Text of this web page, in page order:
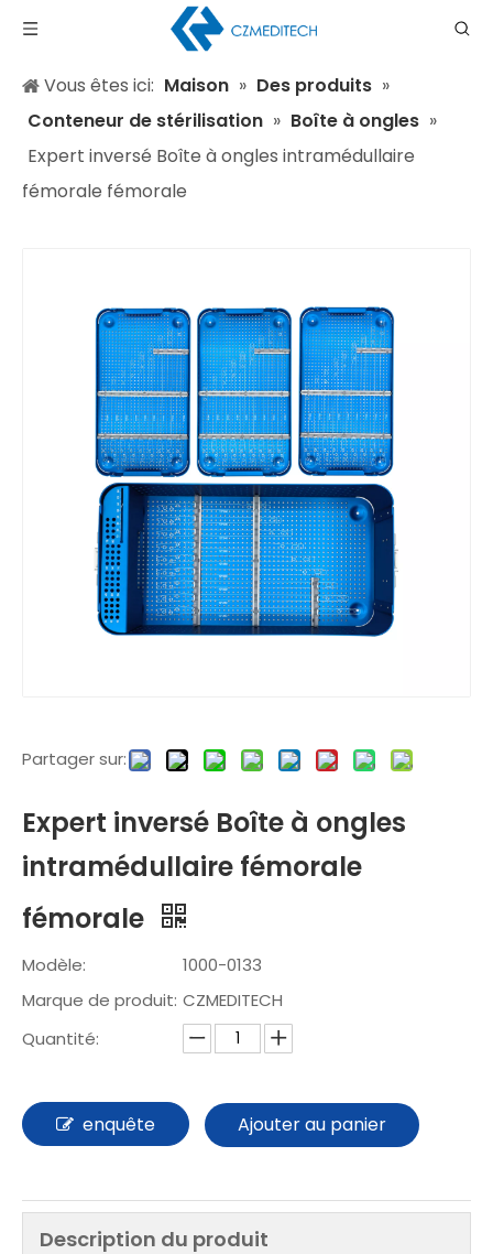
Vous êtes ici: Maison » Des produits »
Conteneur de stérilisation » Boîte à ongles »
Expert inversé Boîte à ongles intramédullaire
fémorale fémorale
Partager sur:
Expert inversé Boîte à ongles
intramédullaire fémorale
fémorale
Modèle:
1000-0133
Marque de produit: CZMEDITECH
Quantité:
enquête Ajouter au panier
Description du produit